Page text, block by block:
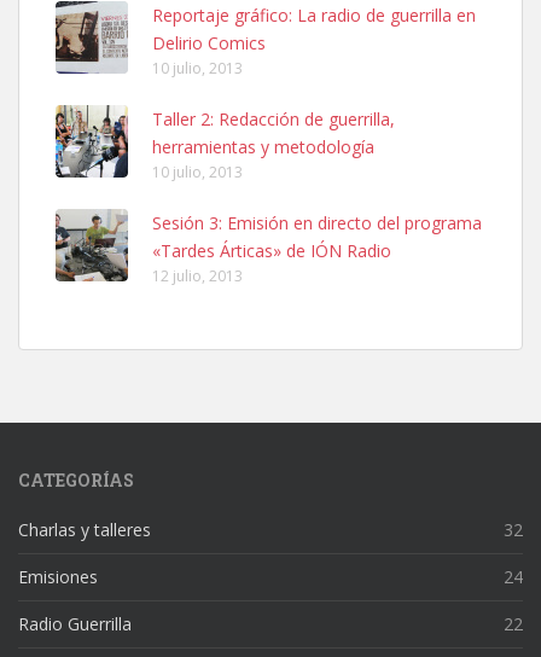
Reportaje gráfico: La radio de guerrilla en
Delirio Comics
10 julio, 2013
Taller 2: Redacción de guerrilla,
herramientas y metodología
10 julio, 2013
Sesión 3: Emisión en directo del programa
«Tardes Árticas» de IÓN Radio
12 julio, 2013
CATEGORÍAS
Charlas y talleres 32
Emisiones 24
Radio Guerrilla 22